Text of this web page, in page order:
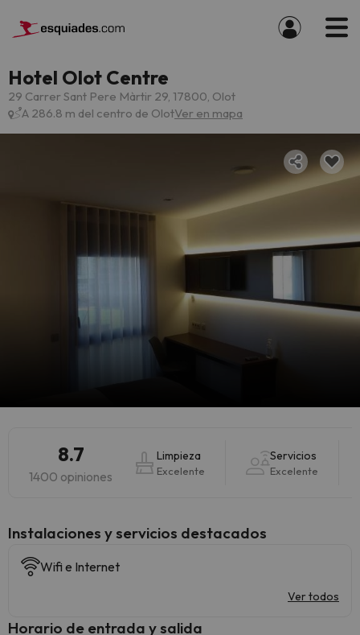
Hotel Olot Centre
29 Carrer Sant Pere Màrtir 29, 17800, Olot
A 286.8 m del centro de OlotVer en mapa
8.7
1400 opiniones
Limpieza
Excelente
Servicios
Excelente
Instalaciones y servicios destacados
Wifi e Internet
Ver todos
Horario de entrada y salida